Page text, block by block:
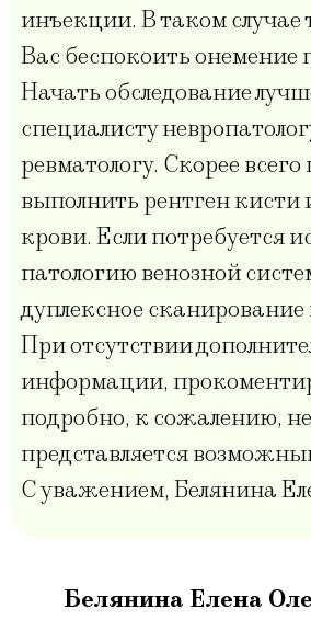
инъекции. В таком случае
Вас беспокоить онемение
Начать обследование
специалисту
ревматологу. Скорее всего
выполнить рентген кисти
крови. Если потребуется
патологию венозной
дуплексное сканирование
При отсутствии
информации,
подробно, к сожалению, не
представляется
С уважением, Белянина
Белянина Елена